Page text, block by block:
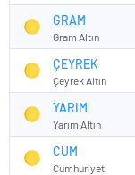
GRAM
Gram Altın
ÇEYREK
Çeyrek Altın
YARIM
Yarım Altın
CUM
Cumhuriyet